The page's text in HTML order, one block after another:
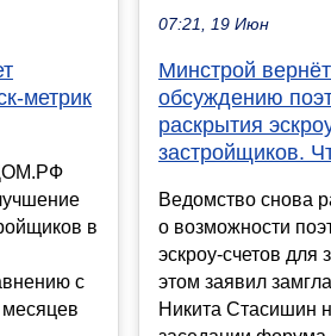
метрик
в
с
07:21, 19 Июн
Минстрой
обсуждению
раскрытия
застройщиков.
Ведомство снова
о возможности
эскроу-счетов для
этом заявил
Никита Стасишин